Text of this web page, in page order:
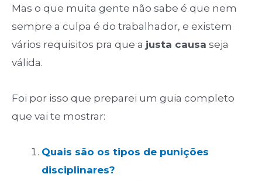
Mas o que muita gente não sabe é que nem
sempre a culpa é do trabalhador, e existem
vários requisitos pra que a justa causa seja
válida.
Foi por isso que preparei um guia completo
que vai te mostrar:
Quais são os tipos de punições
disciplinares?